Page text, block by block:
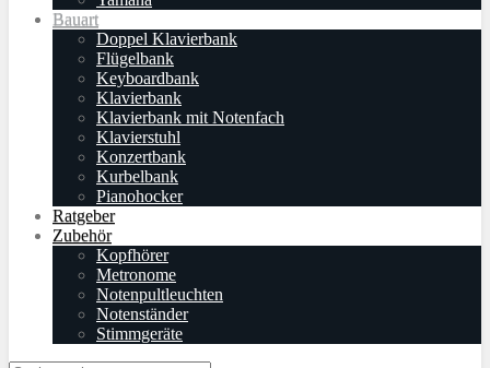
Bauart
Doppel Klavierbank
Flügelbank
Keyboardbank
Klavierbank
Klavierbank mit Notenfach
Klavierstuhl
Konzertbank
Kurbelbank
Pianohocker
Ratgeber
Zubehör
Kopfhörer
Metronome
Notenpultleuchten
Notenständer
Stimmgeräte